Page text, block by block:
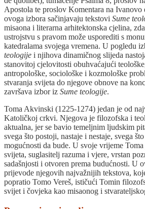
Apostola te proslov Komentara na
ovoga izbora sačinjavaju tekstovi Sume
misaona i literarna arhitektonska cjelina,
ustrojstvu s pravom može usporediti s
katedralama svojega vremena. U pogledu
teologije i njihova dinamičnog slijeda
stanovitoj cjelovitosti obuhvaćajući
antropološke, sociološke i kozmološke
stvaranja svijeta do njegove obnove na
završava izbor iz Sume teologije.
Toma Akvinski (1225-1274) jedan je od
Katoličkoj crkvi. Njegova je filozofska i
aktualna, jer se bavio temeljnim ljudskim
svega što postoji, nastaje i nestaje, svega
mogućnosti da bude. U svoje vrijeme
svijeta, suglasitelj razuma i vjere, vrstan
sadašnjosti i otvoren prema budućnosti. U
prijevode njegovih najvažnijih tekstova,
popratio Tomo Vereš, ističući Tomin
svijet i čovjeka kao misaonog i